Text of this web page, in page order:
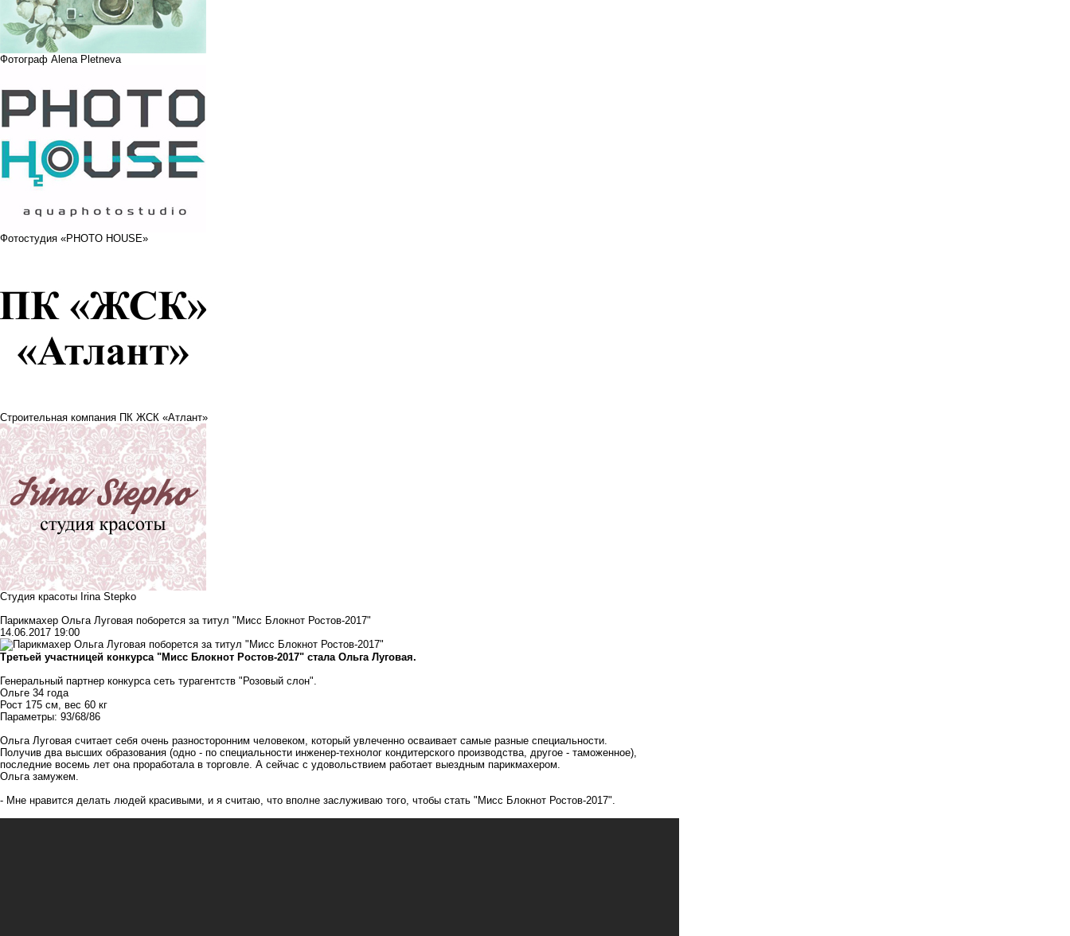
Фотограф Alena Pletneva
Фотостудия «PHOTO HOUSE»
Строительная компания ПК ЖСК «Атлант»
Студия красоты Irina Stepko
Парикмахер Ольга Луговая поборется за титул "Мисс Блокнот Ростов-2017"
14.06.2017 19:00
Третьей участницей конкурса "Мисс Блокнот Ростов-2017" стала Ольга Луговая.
Генеральный партнер конкурса сеть турагентств "Розовый слон".
Ольге 34 года
Рост 175 см, вес 60 кг
Параметры: 93/68/86
Ольга Луговая считает себя очень разносторонним человеком, который увлеченно осваивает самые разные специальности.
Получив два высших образования (одно - по специальности инженер-технолог кондитерского производства, другое - таможенное),
последние восемь лет она проработала в торговле. А сейчас с удовольствием работает выездным парикмахером.
Ольга замужем.
- Мне нравится делать людей красивыми, и я считаю, что вполне заслуживаю того, чтобы стать "Мисс Блокнот Ростов-2017".